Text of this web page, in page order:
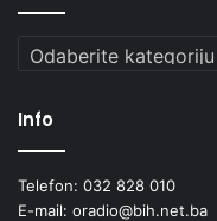
Kategorije
Info
Telefon: 032 828 010
E-mail: oradio@bih.net.ba